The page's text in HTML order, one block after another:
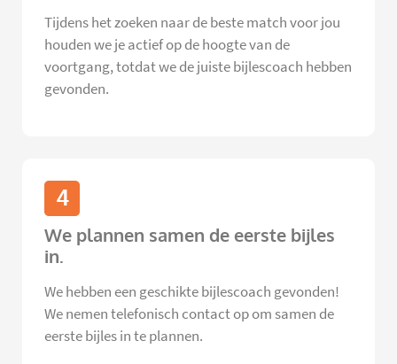
Tijdens het zoeken naar de beste match voor jou
houden we je actief op de hoogte van de
voortgang, totdat we de juiste bijlescoach hebben
gevonden.
4
We plannen samen de eerste bijles
in.
We hebben een geschikte bijlescoach gevonden!
We nemen telefonisch contact op om samen de
eerste bijles in te plannen.